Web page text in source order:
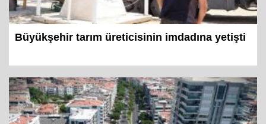
Büyükşehir tarım üreticisinin imdadına yetişti